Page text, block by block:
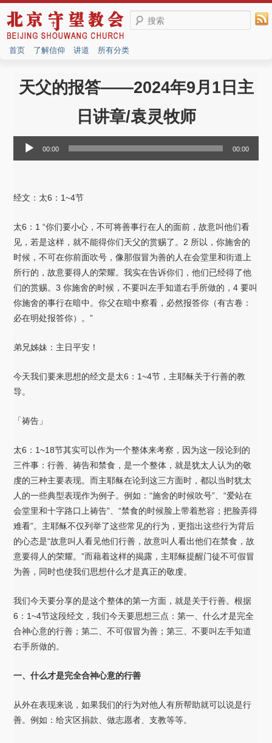
搜索
首页 了解信仰 讲道 所有分类
天父的报答——2024年9月1日主
日讲章/袁灵牧师
器
00:00 00:00
经文：太6：1~4节
太6：1 “你们要小心，不可将善事行在人的面前，故意叫他们看
见，若是这样，就不能得你们天父的赏赐了。2 所以，你施舍的
时候，不可在你前面吹号，像那假冒为善的人在会堂里和街道上
所行的，故意要得人的荣耀。我实在告诉你们，他们已经得了他
们的赏赐。3 你施舍的时候，不要叫左手知道右手所做的，4 要叫
你施舍的事行在暗中。你父在暗中察看，必然报答你（有古卷：
必在明处报答你）。”
弟兄姊妹：主日平安！
今天我们要来思想的经文是太6：1~4节，主耶稣关于行善的教
导。
「祷告」
太6：1~18节其实可以作为一个整体来考察，因为这一段论到的
三件事：行善、祷告和禁食，是一个整体，就是犹太人认为的敬
虔的三种主要表现。而主耶稣在论到这三方面时，都以当时犹太
人的一些典型表现作为例子。例如：“施舍的时候吹号”、“爱站在
会堂里和十字路口上祷告”、“禁食的时候脸上带着愁容；把脸弄得
难看”。主耶稣不仅列举了这些常见的行为，更指出这些行为背后
的心态是“故意叫人看见他们行善，故意叫人看出他们在禁食，故
意要得人的荣耀。”而藉着这样的揭露，主耶稣提醒门徒不可假冒
为善，同时也使我们思想什么才是真正的敬虔。
我们今天要分享的是这个整体的第一方面，就是关于行善。根据
6：1~4节这段经文，我们今天要思想三点：第一、什么才是完全
合神心意的行善；第二、不可假冒为善；第三、不要叫左手知道
右手所做的。
一、什么才是完全合神心意的行善
从外在表现来说，如果我们的行为对他人有所帮助就可以说是行
善。例如：给灾区捐款、做志愿者、支教等等。